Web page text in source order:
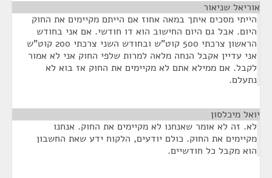
אוריאל שניאור
הייתי מסכים איתך במאה אחוז אם הייתם מקיימים את החוק
היום. אבל גם היום החישוב הוא דו חודשי. אם אני בחודש
הראשון צרכתי 500 קוט”ש ובחודש השני צרכתי 200 קוט”ש
אני עדיין אקבל הנחה מלאה למרות שלפי החוק אני לא אמור
לקבל. אם ממילא אתם לא מקיימים את החוק אז בוא לא
נתעלם.
יואל מיכלסון
לא. זה לא אומר שאנחנו לא מקיימים את החוק. אנחנו
מקיימים את החוק. כולם יודעים, הלקוח ידע שאת החשבון
הוא מקבל כל חודשיים.